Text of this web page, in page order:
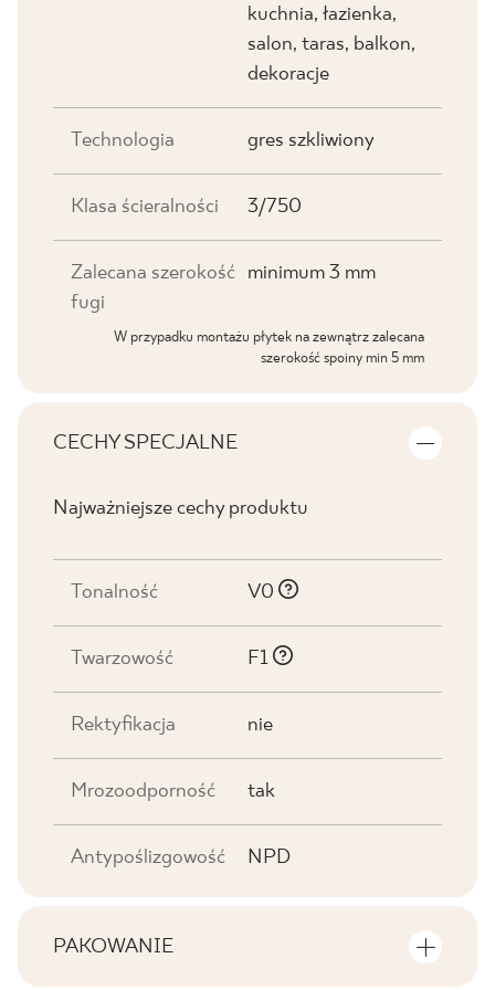
kuchnia, łazienka,
salon, taras, balkon,
dekoracje
Technologia gres szkliwiony
Klasa ścieralności 3/750
Zalecana szerokość
fugi
minimum 3 mm
W przypadku montażu płytek na zewnątrz zalecana
szerokość spoiny min 5 mm
CECHY SPECJALNE
Najważniejsze cechy produktu
Tonalność V0
Twarzowość F1
Rektyfikacja nie
Mrozoodporność tak
Antypoślizgowość NPD
PAKOWANIE